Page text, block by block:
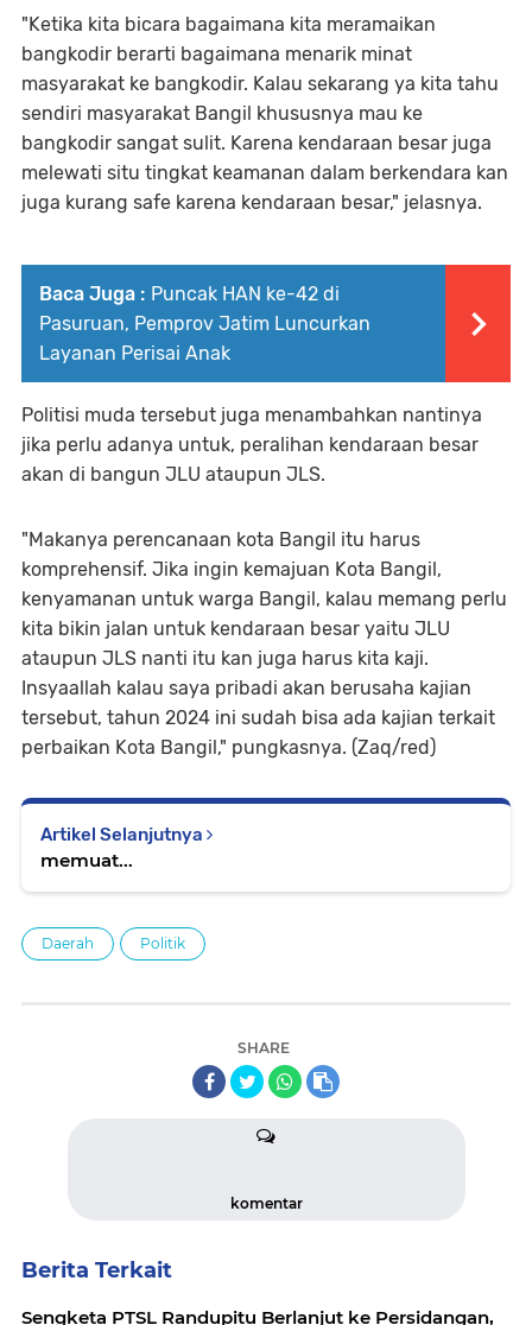
"Ketika kita bicara bagaimana kita meramaikan
bangkodir berarti bagaimana menarik minat
masyarakat ke bangkodir. Kalau sekarang ya kita tahu
sendiri masyarakat Bangil khususnya mau ke
bangkodir sangat sulit. Karena kendaraan besar juga
melewati situ tingkat keamanan dalam berkendara kan
juga kurang safe karena kendaraan besar," jelasnya.
Baca Juga : Puncak HAN ke-42 di
Pasuruan, Pemprov Jatim Luncurkan
Layanan Perisai Anak
Politisi muda tersebut juga menambahkan nantinya
jika perlu adanya untuk, peralihan kendaraan besar
akan di bangun JLU ataupun JLS.
"Makanya perencanaan kota Bangil itu harus
komprehensif. Jika ingin kemajuan Kota Bangil,
kenyamanan untuk warga Bangil, kalau memang perlu
kita bikin jalan untuk kendaraan besar yaitu JLU
ataupun JLS nanti itu kan juga harus kita kaji.
Insyaallah kalau saya pribadi akan berusaha kajian
tersebut, tahun 2024 ini sudah bisa ada kajian terkait
perbaikan Kota Bangil," pungkasnya. (Zaq/red)
Artikel Selanjutnya
memuat...
Daerah Politik
SHARE
komentar
Berita Terkait
Sengketa PTSL Randupitu Berlanjut ke Persidangan,